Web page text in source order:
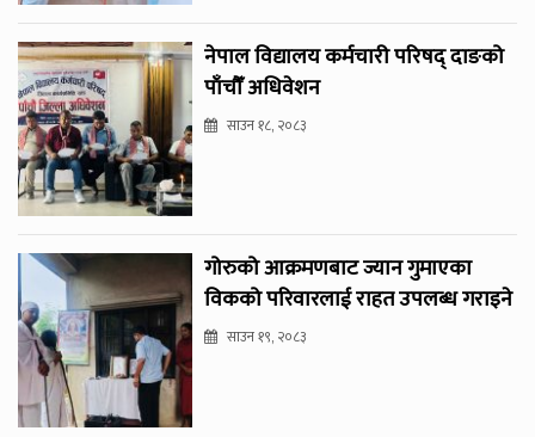
नेपाल विद्यालय कर्मचारी परिषद् दाङको
पाँचौँ अधिवेशन
साउन १८, २०८३
गोरुको आक्रमणबाट ज्यान गुमाएका
विकको परिवारलाई राहत उपलब्ध गराइने
साउन १९, २०८३